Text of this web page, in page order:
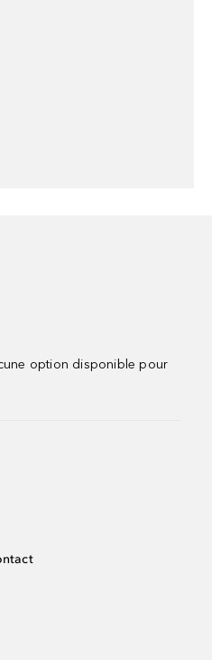
option disponible pour